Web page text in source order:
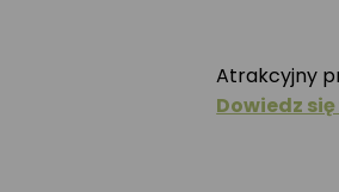
Atrakcyjny
Dowiedz